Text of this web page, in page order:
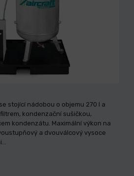
stojící nádobou o objemu 270 l a
kondenzační sušičkou,
kondenzátu. Maximální výkon na
a dvouválcový vysoce